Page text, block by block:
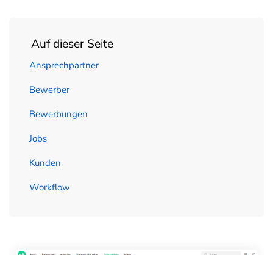
Auf dieser Seite
Ansprechpartner
Bewerber
Bewerbungen
Jobs
Kunden
Workflow